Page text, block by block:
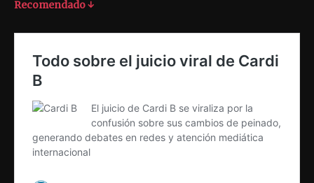
Recomendado ↓